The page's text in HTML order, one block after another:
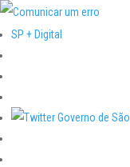
SP + Digital